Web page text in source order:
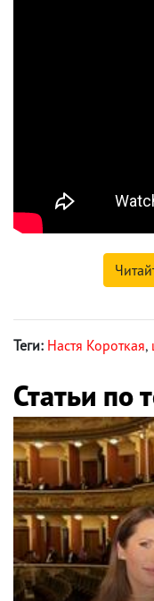
Теги: Настя Короткая,
Статьи по